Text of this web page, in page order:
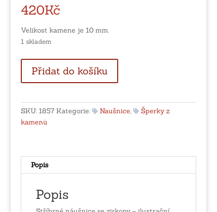
420Kč
Velikost kamene je 10 mm.
1 skladem
náušnice
se
množství
Přidat do košíku
SKU: 1857 Kategorie: Naušnice,
Šperky z
kamenů
Popis
Popis